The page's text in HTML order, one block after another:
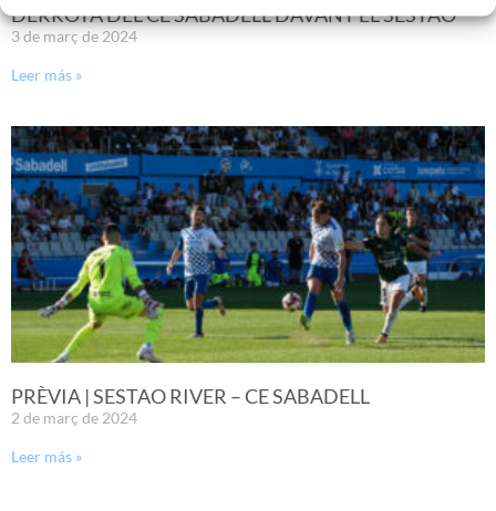
DERROTA DEL CE SABADELL DAVANT EL SESTAO
3 de març de 2024
Leer más »
PRÈVIA | SESTAO RIVER – CE SABADELL
2 de març de 2024
Leer más »